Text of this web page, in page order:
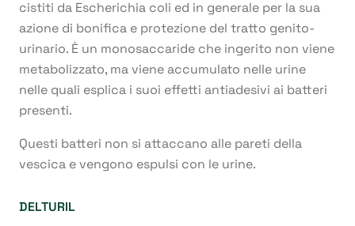
cistiti da Escherichia coli ed in generale per la sua
azione di bonifica e protezione del tratto genito-
urinario. È un monosaccaride che ingerito non viene
metabolizzato, ma viene accumulato nelle urine
nelle quali esplica i suoi effetti antiadesivi ai batteri
presenti.
Questi batteri non si attaccano alle pareti della
vescica e vengono espulsi con le urine.
DELTURIL